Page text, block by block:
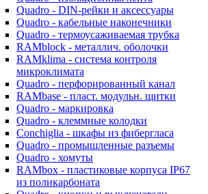
Quadro - DIN-рейки и аксессуары
Quadro - кабельные наконечники
Quadro - термоусаживаемая трубка
RAMblock - металлич. оболочки
RAMklima - система контроля
микроклимата
Quadro - перфорированный канал
RAMbase - пласт. модульн. щитки
Quadro - маркировка
Quadro - клеммные колодки
Conchiglia - шкафы из фибергласа
Quadro - промышленные разъемы
Quadro - хомуты
RAMbox - пластиковые корпуса IP67
из поликарбоната